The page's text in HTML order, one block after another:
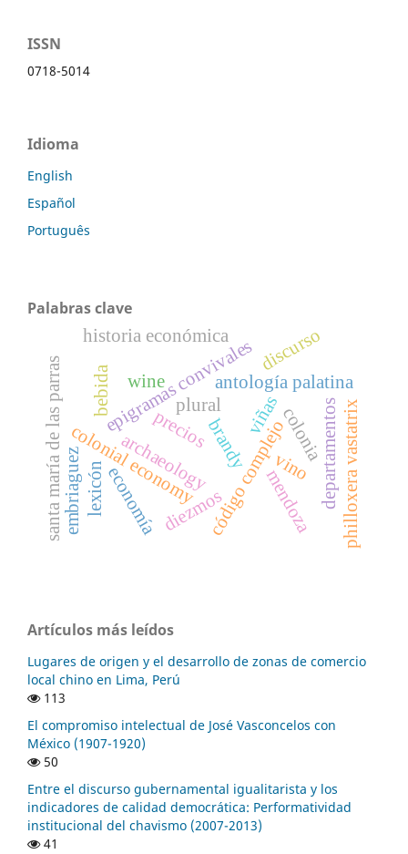
ISSN
0718-5014
Idioma
English
Español
Português
Palabras clave
epigramas convivalesantología palatina
vino
código complejo
plural
wine
brandy
colonial economy
archaeology colonia
precios
economía
historia económica
santa maría de las parras diezmos mendoza departamentos
viñas philloxera vastatrix
discurso
lexicón
bebida
embriaguez
Artículos más leídos
Lugares de origen y el desarrollo de zonas de comercio
local chino en Lima, Perú
113
El compromiso intelectual de José Vasconcelos con
México (1907-1920)
50
Entre el discurso gubernamental igualitarista y los
indicadores de calidad democrática: Performatividad
institucional del chavismo (2007-2013)
41